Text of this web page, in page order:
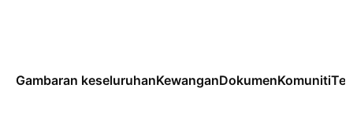
Gambaran keseluruhanKewanganDokumenKomuniti